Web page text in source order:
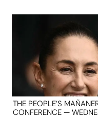
THE PEOPLE’S
CONFERENCE —